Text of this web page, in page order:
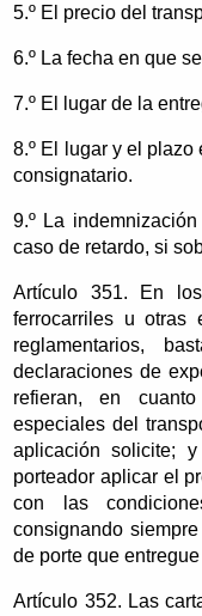
5.º El precio del
6.º La fecha en que
7.º El lugar de la
8.º El lugar y el plazo
consignatario.
9.º La
caso de retardo, si
Artículo 351. En
ferrocarriles u otras
reglamentarios,
declaraciones de
refieran, en
especiales del
aplicación solicite;
porteador aplicar el
con las
consignando
de porte que
Artículo 352. Las